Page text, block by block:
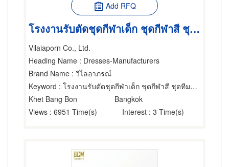
Add RFQ
โรงงานรับตัดชุดกีฬาเด็ก ชุดกีฬาสี ชุดทีมฟุตบอล ราคาส่ง
Vilaiaporn Co., Ltd.
Heading Name : Dresses-Manufacturers
Brand Name : วิไลอาภรณ์
Keyword : โรงงานรับตัดชุดกีฬาเด็ก ชุดกีฬาสี ชุดทีมฟุตบอล ราคาส่ง
Khet Bang Bon
Bangkok
Views : 6951 Time(s) Interest : 3 Time(s)